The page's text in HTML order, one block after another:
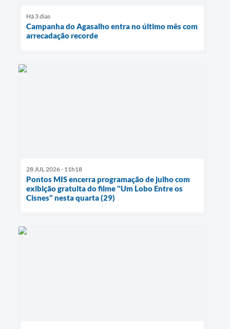
Há 3 dias
Campanha do Agasalho entra no último mês com
arrecadação recorde
28 JUL 2026 - 11h18
Pontos MIS encerra programação de julho com
exibição gratuita do filme "Um Lobo Entre os
Cisnes" nesta quarta (29)